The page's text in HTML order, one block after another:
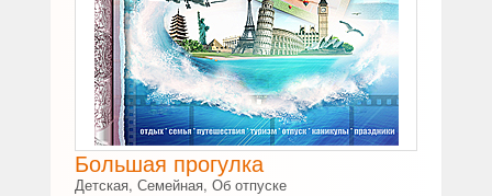
Большая прогулка
Детская, Семейная, Об отпуске